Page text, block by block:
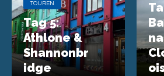
TOUREN
Tag 5:
Athlone &
Shannonbr
idge